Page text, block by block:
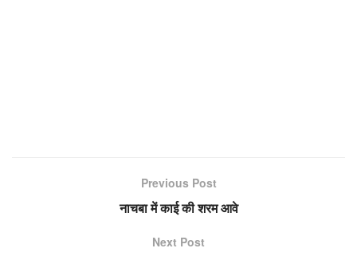
Previous Post
नाचबा में काई की शरम आवे
Next Post